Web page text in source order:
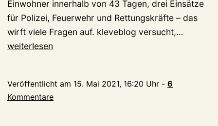
Einwohner innerhalb von 43 Tagen, drei Einsätze
für Polizei, Feuerwehr und Rettungskräfte – das
wirft viele Fragen auf. kleveblog versucht,…
weiterlesen
Veröffentlicht am 15. Mai 2021, 16:20 Uhr - 6
Kommentare